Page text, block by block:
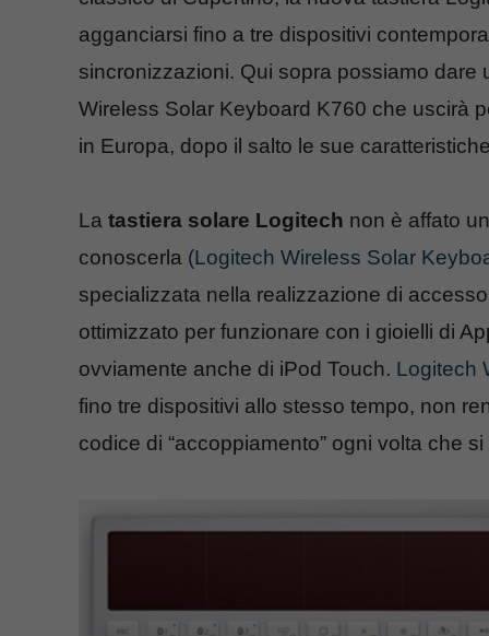
agganciarsi fino a tre dispositivi
sincronizzazioni. Qui sopra possiamo dare
Wireless Solar Keyboard K760 che uscirà
in Europa, dopo il salto le sue
La tastiera solare Logitech non è affato
conoscerla (Logitech Wireless Solar
specializzata nella realizzazione di
ottimizzato per funzionare con i gioielli di
ovviamente anche di iPod Touch. Logitech
fino tre dispositivi allo stesso tempo, non
codice di “accoppiamento” ogni volta che